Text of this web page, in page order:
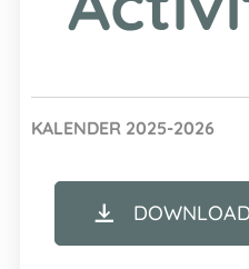
KALENDER 2025-2026